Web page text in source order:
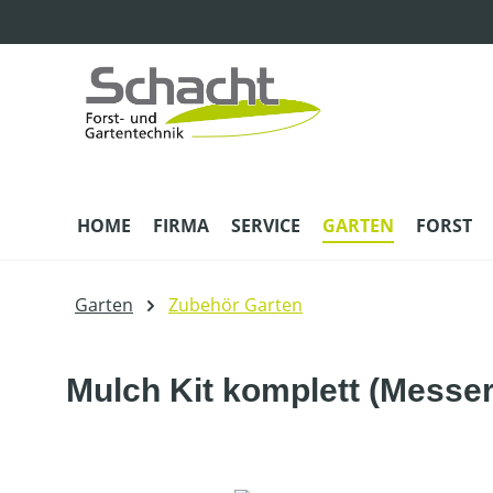
HOME FIRMA SERVICE GARTEN FORST
Garten Zubehör Garten
Mulch Kit komplett